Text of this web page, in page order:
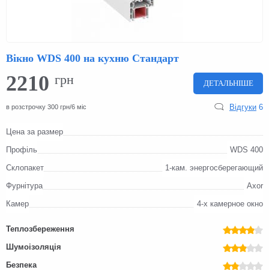
Вікно WDS 400 на кухню Стандарт
2210 грн ДЕТАЛЬНІШЕ
в розстрочку 300 грн/6 міс Відгуки 6
Цена за размер
Профіль
WDS 400
Склопакет
1-кам. энергосберегающий
Фурнітура
Axor
Камер
4-х камерное окно
Теплозбереження
Шумоізоляція
Безпека